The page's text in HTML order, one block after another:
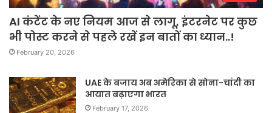
AI कंटेंट के नए नियम आज से लागू, इंटरनेट पर कुछ
भी पोस्ट करने से पहले रखें इन बातों का ध्यान..!
February 20, 2026
UAE के बजाय अब अमेरिका से सोना-चांदी का
आयात बढ़ाएगा भारत
February 17, 2026